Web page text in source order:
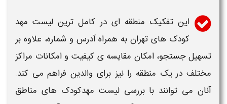
این تفکیک منطقه ای در کامل ترین لیست مهد
کودک های تهران به همراه آدرس و شماره، علاوه بر
تسهیل جستجو، امکان مقایسه ی کیفیت و امکانات مراکز
مختلف در یک منطقه را نیز برای والدین فراهم می کند.
آنان می توانند با بررسیلیست مهدکودک های مناطق